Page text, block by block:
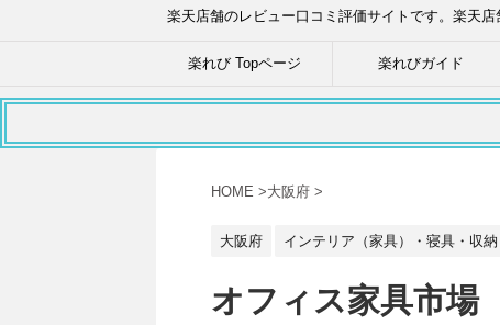
楽天店舗のレビュー口コミ評価サイトです。楽天
楽れび Topページ 楽れびガイド
HOME >大阪府 >
大阪府 インテリア（家具）・寝具・収納
オフィス家具市